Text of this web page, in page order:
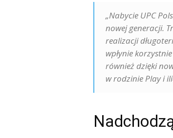
„Nabycie UPC
nowej generacji.
realizacji
wpłynie
również dzięki
w rodzinie Play i